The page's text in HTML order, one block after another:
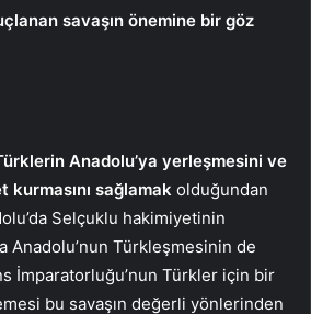
savaşın önemine bir göz
Anadolu’ya yerleşmesini ve
sağlamak olduğundan
Selçuklu hakimiyetinin
Anadolu’nun Türkleşmesinin de
İmparatorluğu’nun Türkler için bir
bu savaşın değerli yönlerinden